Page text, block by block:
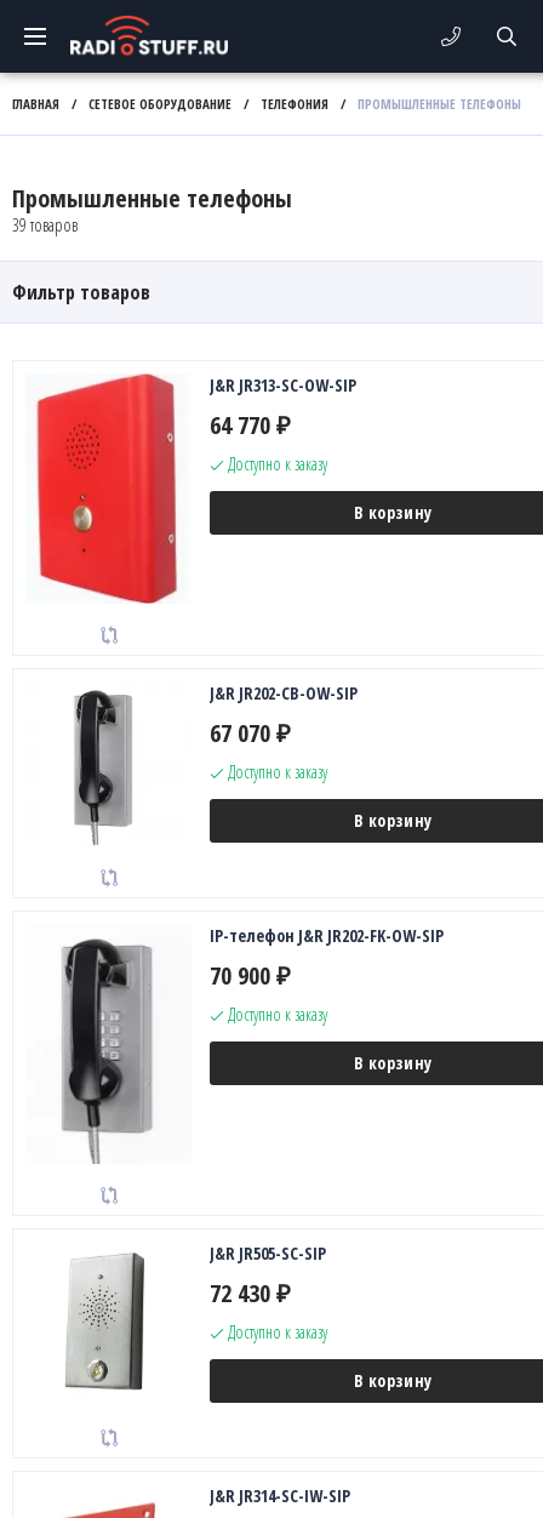
ГЛАВНАЯ / СЕТЕВОЕ ОБОРУДОВАНИЕ / ТЕЛЕФОНИЯ / ПРОМЫШЛЕННЫЕ ТЕЛЕФОНЫ
Промышленные телефоны
39 товаров
Фильтр товаров
J&R JR313-SC-OW-SIP
64 770 ₽
Доступно к заказу
В корзину
J&R JR202-CB-OW-SIP
67 070 ₽
Доступно к заказу
В корзину
IP-телефон J&R JR202-FK-OW-SIP
70 900 ₽
Доступно к заказу
В корзину
J&R JR505-SC-SIP
72 430 ₽
Доступно к заказу
В корзину
J&R JR314-SC-IW-SIP